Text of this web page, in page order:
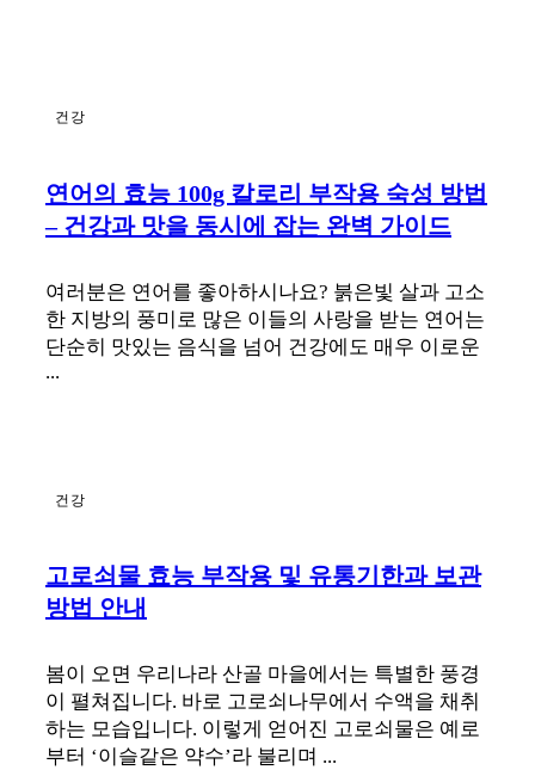
건강
연어의 효능 100g 칼로리 부작용 숙성 방법
– 건강과 맛을 동시에 잡는 완벽 가이드
여러분은 연어를 좋아하시나요? 붉은빛 살과 고소
한 지방의 풍미로 많은 이들의 사랑을 받는 연어는
단순히 맛있는 음식을 넘어 건강에도 매우 이로운
...
건강
고로쇠물 효능 부작용 및 유통기한과 보관
방법 안내
봄이 오면 우리나라 산골 마을에서는 특별한 풍경
이 펼쳐집니다. 바로 고로쇠나무에서 수액을 채취
하는 모습입니다. 이렇게 얻어진 고로쇠물은 예로
부터 ‘이슬같은 약수’라 불리며 ...